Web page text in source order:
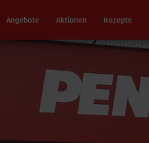
Angebote Aktionen Rezepte